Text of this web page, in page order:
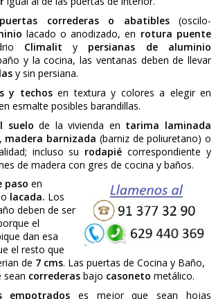
en tubería de cobre para
pvcpara desagües, aprovechar para
de las máquinas y que
o botes sinfónicos,
entre aparatos.
5º Alicatar paredes de Cocina
conazulejo de primera
no tener problemas el día de
antes elegir bien el
colocación del azulejo.
de decoración de
verfotos de ideas de decoración de
pladuren Cocina y Baños o toda la
empotrados (Recomendamos tipo led).
de Cocina y Baños con un pavimento
. Aconsejamos tonos oscurecidos